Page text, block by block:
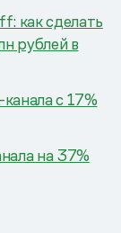
как сделать
рублей в
с 17%
на 37%